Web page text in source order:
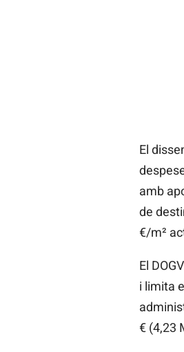
El
amb
de
€/m²
El
i limita
€ (4,23